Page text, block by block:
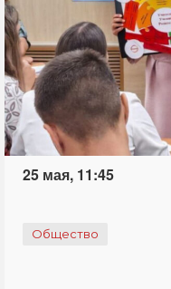
25 мая, 11:45
Общество